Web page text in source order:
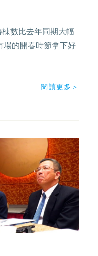
數比去年同期大幅
場的開春時節拿下好
閱讀更多＞